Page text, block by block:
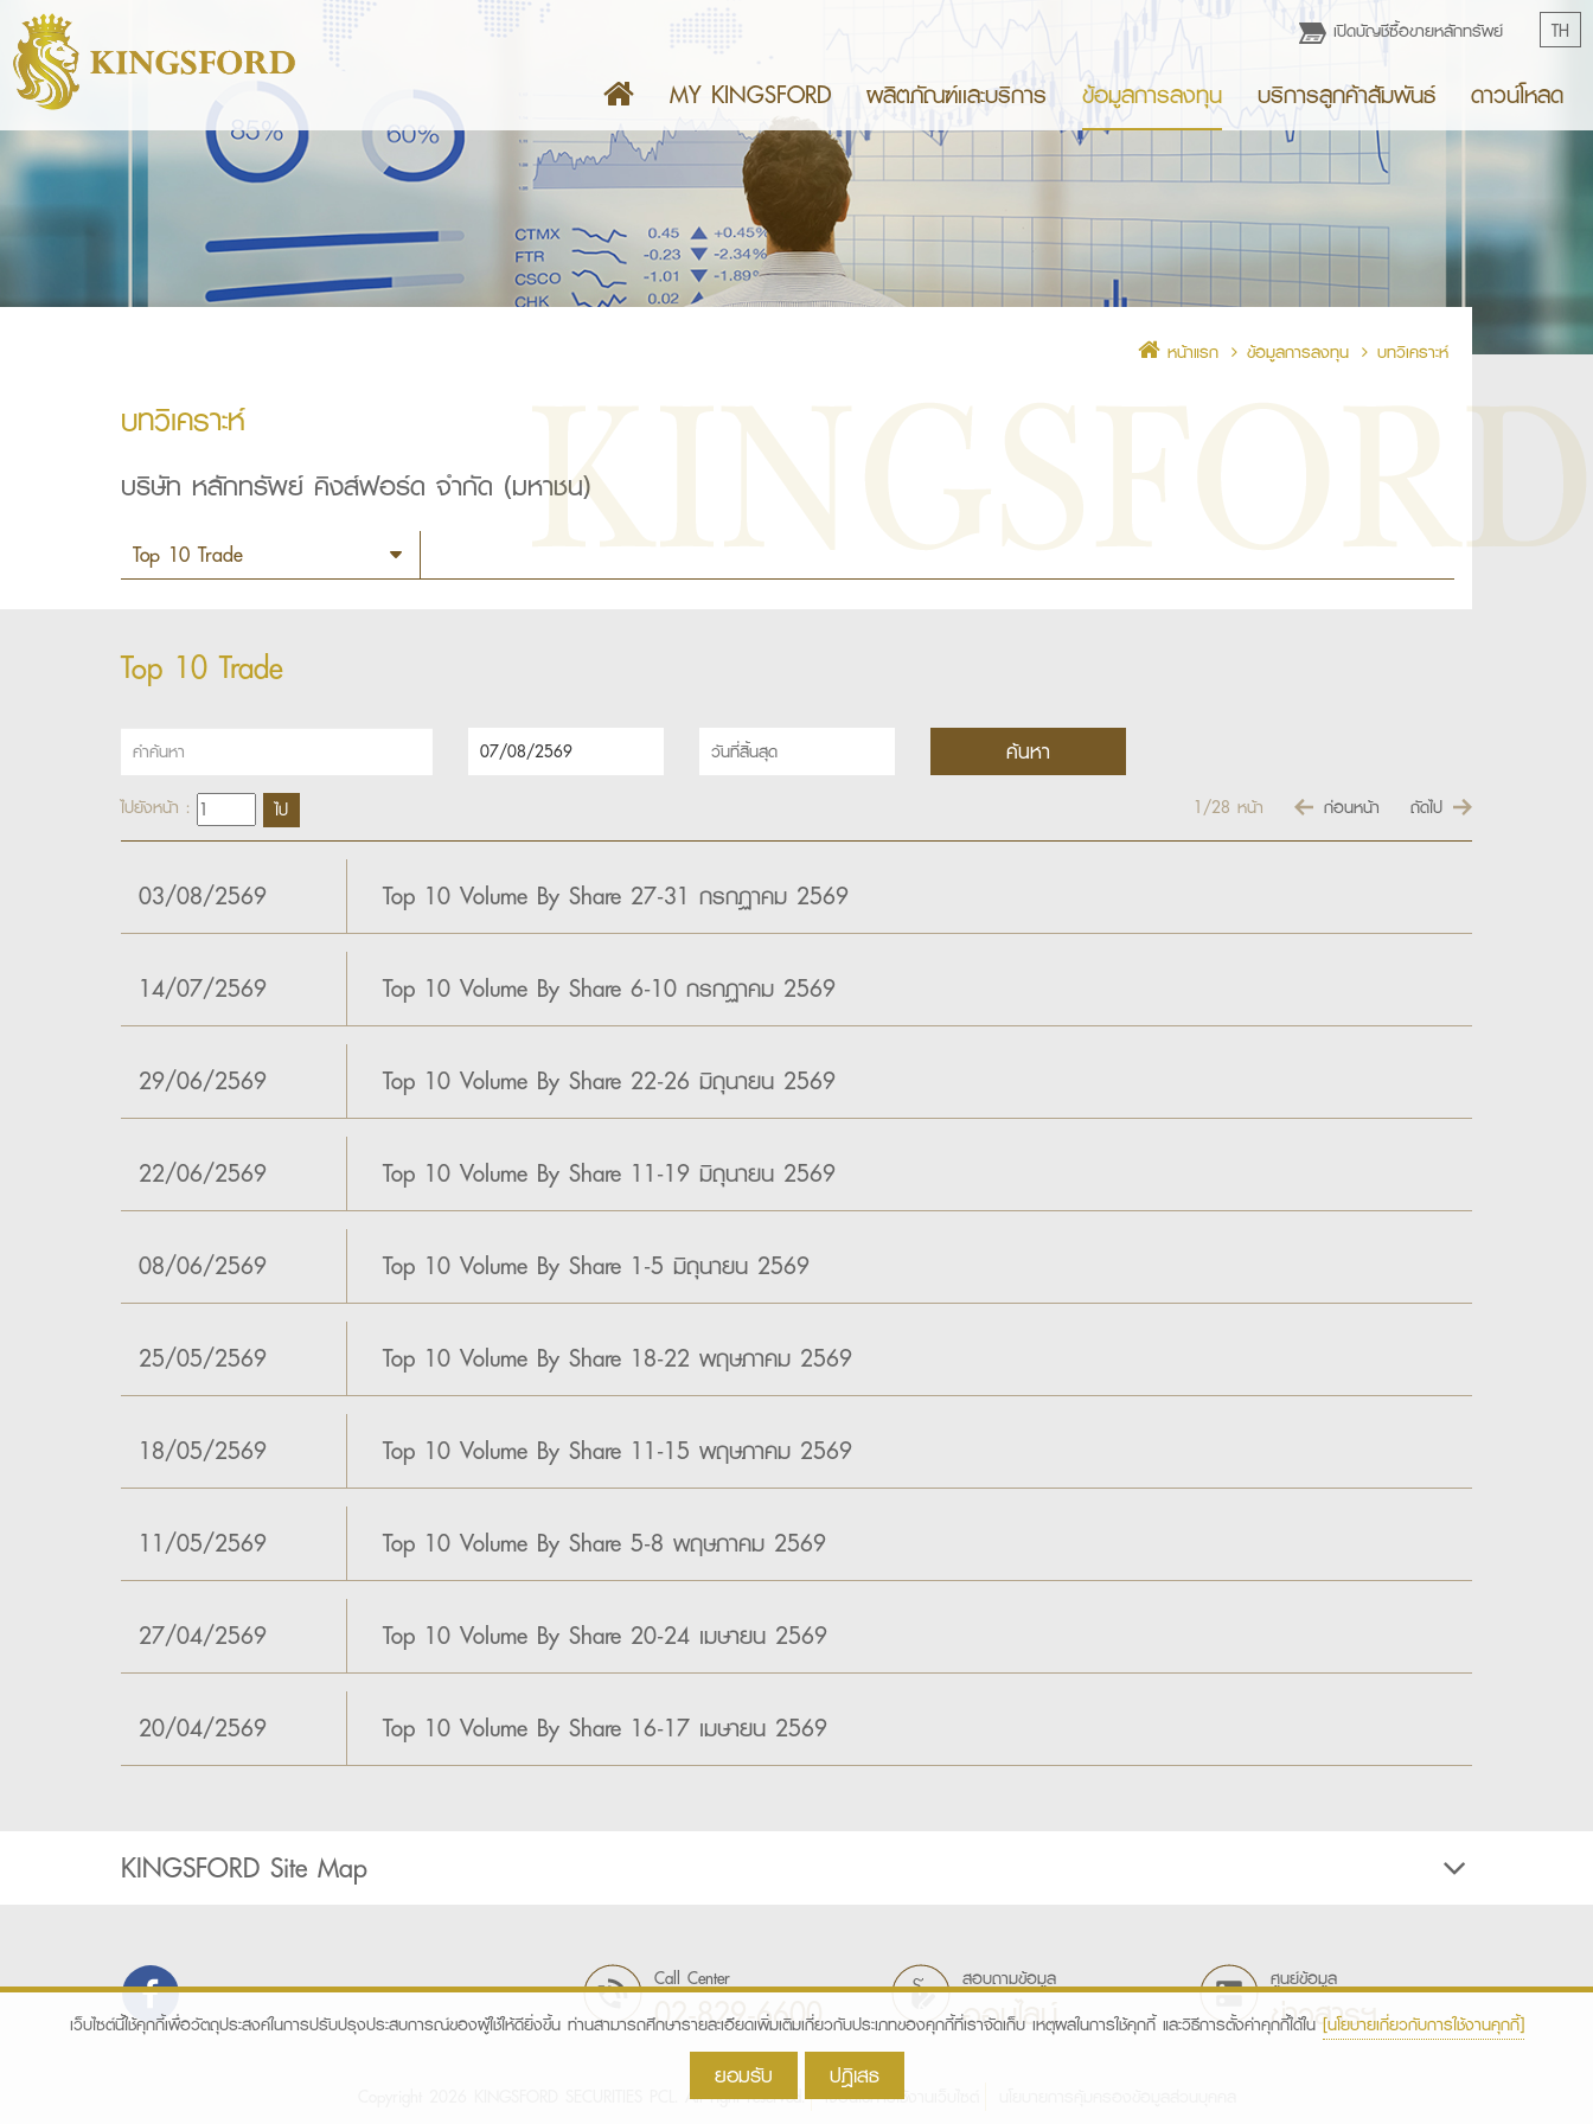
เปิดบัญชีซื้อขายหลักทรัพย์ TH
MY KINGSFORD ผลิตภัณฑ์เเละบริการ ข้อมูลการลงทุน บริการลูกค้าสัมพันธ์ ดาวน์โหลด
หน้าแรก ข้อมูลการลงทุน บทวิเคราะห์
บทวิเคราะห์
บริษัท หลักทรัพย์ คิงส์ฟอร์ด จำกัด (มหาชน)
Top 10 Trade
ไปยังหน้า : 1/28 หน้า ก่อนหน้า ถัดไป
03/08/2569 Top 10 Volume By Share 27-31 กรกฏาคม 2569
14/07/2569 Top 10 Volume By Share 6-10 กรกฏาคม 2569
29/06/2569 Top 10 Volume By Share 22-26 มิถุนายน 2569
22/06/2569 Top 10 Volume By Share 11-19 มิถุนายน 2569
08/06/2569 Top 10 Volume By Share 1-5 มิถุนายน 2569
25/05/2569 Top 10 Volume By Share 18-22 พฤษภาคม 2569
18/05/2569 Top 10 Volume By Share 11-15 พฤษภาคม 2569
11/05/2569 Top 10 Volume By Share 5-8 พฤษภาคม 2569
27/04/2569 Top 10 Volume By Share 20-24 เมษายน 2569
20/04/2569 Top 10 Volume By Share 16-17 เมษายน 2569
KINGSFORD Site Map
Call Center
02-829-6600
สอบถามข้อมูล
ออนไลน์
ศูนย์ข้อมูล
ข่าวสารฯ
Copyright 2026 KINGSFORD SECURITIES PCL. All right reserved. เงื่อนไขการใช้งานเว็บไซต์
เว็บไซต์นี้ใช้คุกกี้เพื่อวัตถุประสงค์ในการปรับปรุงประสบการณ์ของผู้ใช้ให้ดียิ่งขึ้น ท่านสามารถศึกษารายละเอียดเพิ่มเติมเกี่ยวกับประเภทของคุกกี้ที่เราจัดเก็บ เหตุผลในการใช้คุกกี้ และวิธีการตั้งค่าคุกกี้ได้ใน [นโยบายเกี่ยวกับการใช้งานคุกกี้]
ยอมรับ ปฎิเสธ